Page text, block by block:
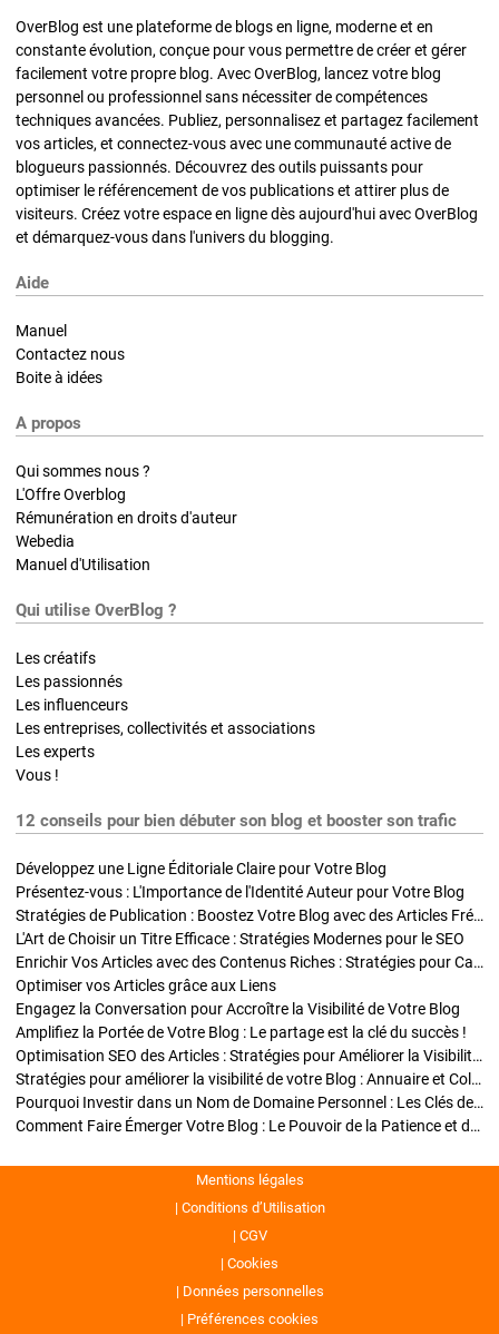
OverBlog est une plateforme de blogs en ligne, moderne et en
constante évolution, conçue pour vous permettre de créer et gérer
facilement votre propre blog. Avec OverBlog, lancez votre blog
personnel ou professionnel sans nécessiter de compétences
techniques avancées. Publiez, personnalisez et partagez facilement
vos articles, et connectez-vous avec une communauté active de
blogueurs passionnés. Découvrez des outils puissants pour
optimiser le référencement de vos publications et attirer plus de
visiteurs. Créez votre espace en ligne dès aujourd'hui avec OverBlog
et démarquez-vous dans l'univers du blogging.
Aide
Manuel
Contactez nous
Boite à idées
A propos
Qui sommes nous ?
L'Offre Overblog
Rémunération en droits d'auteur
Webedia
Manuel d'Utilisation
Qui utilise OverBlog ?
Les créatifs
Les passionnés
Les influenceurs
Les entreprises, collectivités et associations
Les experts
Vous !
12 conseils pour bien débuter son blog et booster son trafic
Développez une Ligne Éditoriale Claire pour Votre Blog
Présentez-vous : L'Importance de l'Identité Auteur pour Votre Blog
Stratégies de Publication : Boostez Votre Blog avec des Articles Fréquents et Exclusifs
L'Art de Choisir un Titre Efficace : Stratégies Modernes pour le SEO
Enrichir Vos Articles avec des Contenus Riches : Stratégies pour Captiver et Optimiser
Optimiser vos Articles grâce aux Liens
Engagez la Conversation pour Accroître la Visibilité de Votre Blog
Amplifiez la Portée de Votre Blog : Le partage est la clé du succès !
Optimisation SEO des Articles : Stratégies pour Améliorer la Visibilité de Votre Blog
Stratégies pour améliorer la visibilité de votre Blog : Annuaire et Collaborations
Pourquoi Investir dans un Nom de Domaine Personnel : Les Clés de la Réussite de Votre Blog
Comment Faire Émerger Votre Blog : Le Pouvoir de la Patience et de la Persévérance
Mentions légales
Conditions d’Utilisation
CGV
Cookies
Données personnelles
Préférences cookies